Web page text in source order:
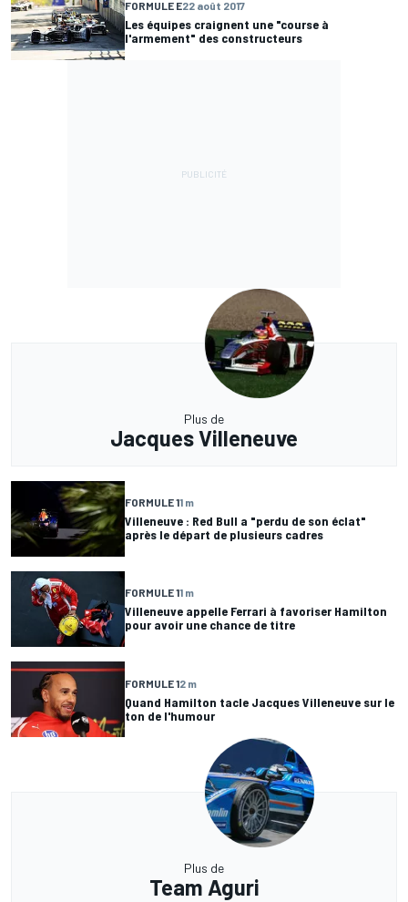
FORMULE E22 août 2017
Les équipes craignent une "course à
l'armement" des constructeurs
Plus de
Jacques Villeneuve
FORMULE 11 m
Villeneuve : Red Bull a "perdu de son éclat"
après le départ de plusieurs cadres
FORMULE 11 m
Villeneuve appelle Ferrari à favoriser Hamilton
pour avoir une chance de titre
FORMULE 12 m
Quand Hamilton tacle Jacques Villeneuve sur le
ton de l'humour
Plus de
Team Aguri